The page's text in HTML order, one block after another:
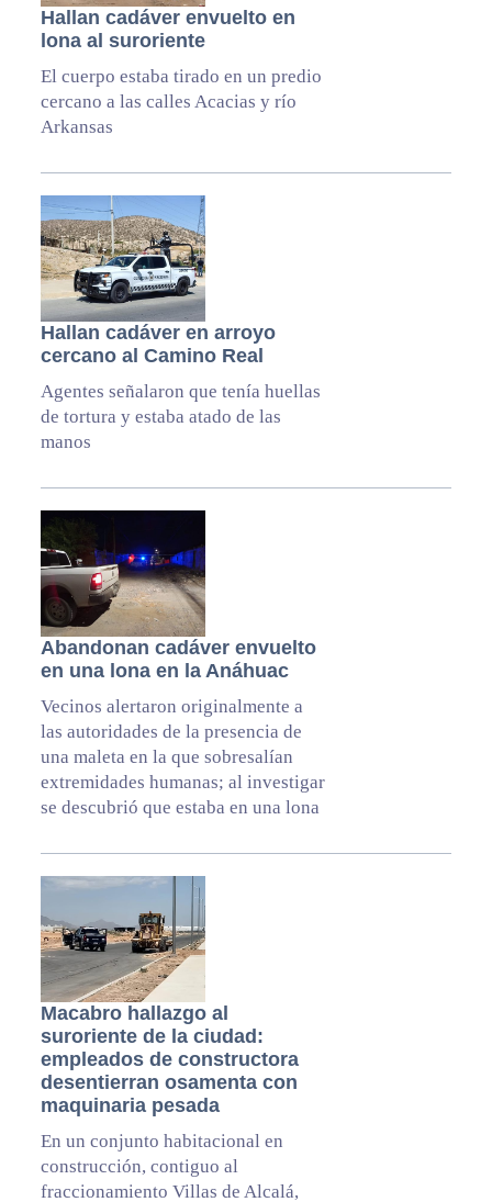
Hallan cadáver envuelto en
lona al suroriente
El cuerpo estaba tirado en un predio
cercano a las calles Acacias y río
Arkansas
Hallan cadáver en arroyo
cercano al Camino Real
Agentes señalaron que tenía huellas
de tortura y estaba atado de las
manos
Abandonan cadáver envuelto
en una lona en la Anáhuac
Vecinos alertaron originalmente a
las autoridades de la presencia de
una maleta en la que sobresalían
extremidades humanas; al investigar
se descubrió que estaba en una lona
Macabro hallazgo al
suroriente de la ciudad:
empleados de constructora
desentierran osamenta con
maquinaria pesada
En un conjunto habitacional en
construcción, contiguo al
fraccionamiento Villas de Alcalá,